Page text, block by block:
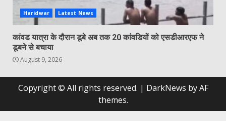
Haridwar Latest News
कांवड यात्रा के दौरान डूबे अब तक 20 कांवडियों को एसडीआरएफ ने
डूबने से बचाया
August 9, 2026
Copyright © All rights reserved. | DarkNews by AF
themes.